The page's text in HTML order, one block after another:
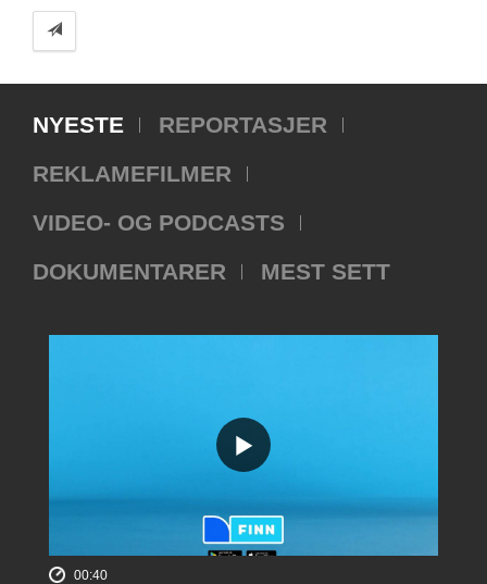
NYESTE
REPORTASJER
REKLAMEFILMER
VIDEO- OG PODCASTS
DOKUMENTARER
MEST SETT
00:40